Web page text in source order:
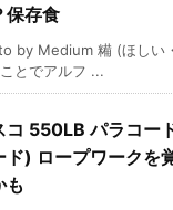
保存食
by Medium 糒 (ほしい
とでアルフ ...
コ 550LB パラコー
ド) ロープワークを
も